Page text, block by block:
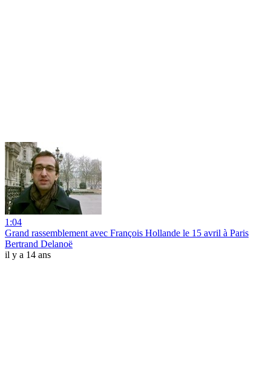
1:04
Grand rassemblement avec François Hollande le 15 avril à Paris
Bertrand Delanoë
il y a 14 ans